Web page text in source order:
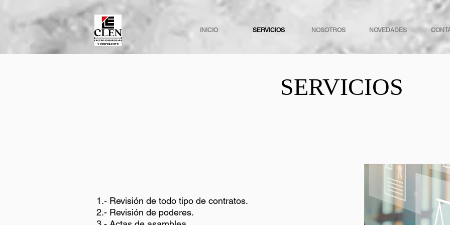
INICIO SERVICIOS NOSOTROS NOVEDADES
SERVICIOS
​1.- Revisión de todo tipo de contratos.
2.- Revisión de poderes.